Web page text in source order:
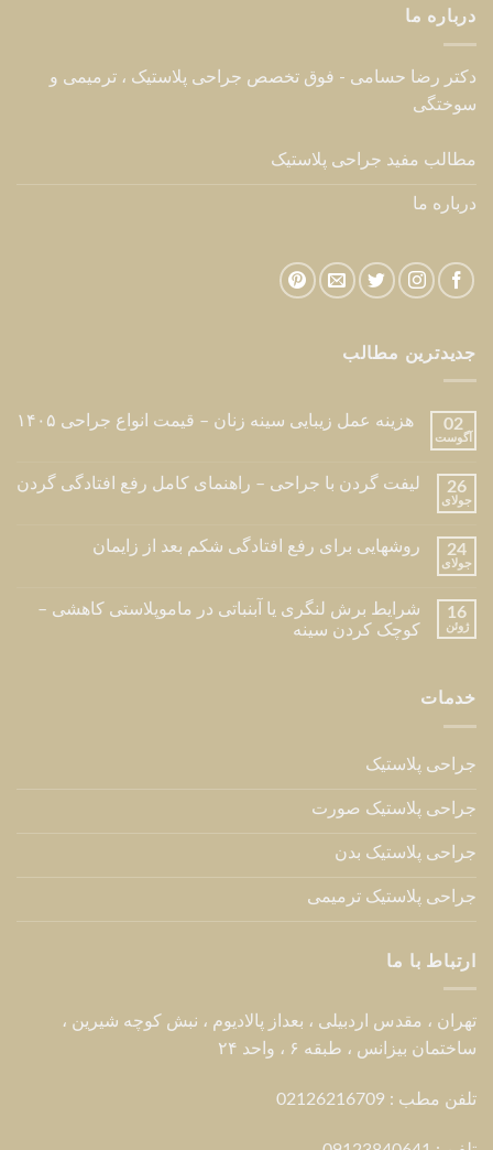
درباره ما
دکتر رضا حسامی - فوق تخصص جراحی پلاستیک ، ترمیمی و
سوختگی
مطالب مفید جراحی پلاستیک
درباره ما
جدیدترین مطالب
02
آگوست
هزینه عمل زیبایی سینه زنان – قیمت انواع جراحی ۱۴۰۵
26
جولای
لیفت گردن با جراحی – راهنمای کامل رفع افتادگی گردن
24
جولای
روشهایی برای رفع افتادگی شکم بعد از زایمان
16
ژوئن
شرایط برش لنگری یا آبنباتی در ماموپلاستی کاهشی –
کوچک کردن سینه
خدمات
جراحی پلاستیک
جراحی پلاستیک صورت
جراحی پلاستیک بدن
جراحی پلاستیک ترمیمی
ارتباط با ما
تهران ، مقدس اردبیلی ، بعداز پالادیوم ، نبش کوچه شیرین ،
ساختمان بیزانس ، طبقه ۶ ، واحد ۲۴
تلفن مطب : 02126216709